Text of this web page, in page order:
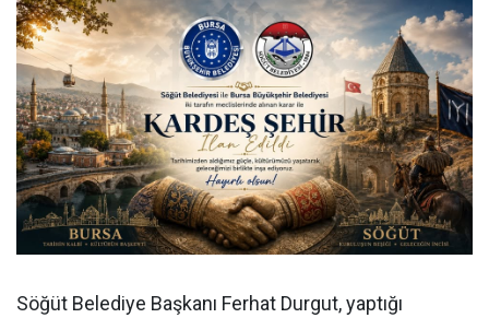
Söğüt Belediye Başkanı Ferhat Durgut, yaptığı